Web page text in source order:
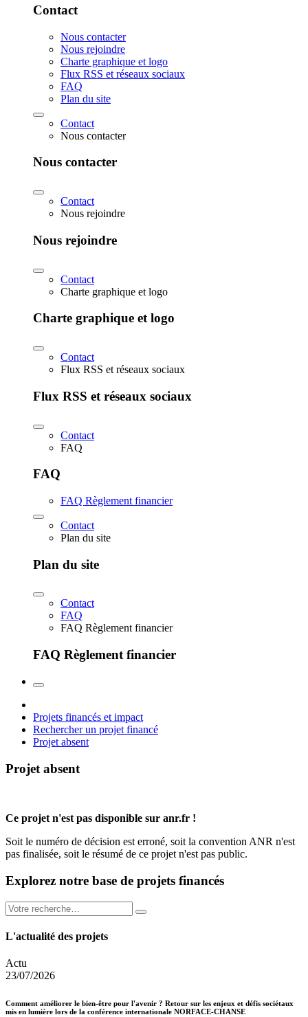
Contact
Nous contacter
Nous rejoindre
Charte graphique et logo
Flux RSS et réseaux sociaux
FAQ
Plan du site
Contact
Nous contacter
Nous contacter
Contact
Nous rejoindre
Nous rejoindre
Contact
Charte graphique et logo
Charte graphique et logo
Contact
Flux RSS et réseaux sociaux
Flux RSS et réseaux sociaux
Contact
FAQ
FAQ
FAQ Règlement financier
Contact
Plan du site
Plan du site
Contact
FAQ
FAQ Règlement financier
FAQ Règlement financier
Projets financés et impact
Rechercher un projet financé
Projet absent
Projet absent
Ce projet n'est pas disponible sur anr.fr !
Soit le numéro de décision est erroné, soit la convention ANR n'est
pas finalisée, soit le résumé de ce projet n'est pas public.
Explorez notre base de projets financés
L'actualité des projets
Actu
23/07/2026
Comment améliorer le bien-être pour l'avenir ? Retour sur les enjeux et défis sociétaux
mis en lumière lors de la conférence internationale NORFACE-CHANSE